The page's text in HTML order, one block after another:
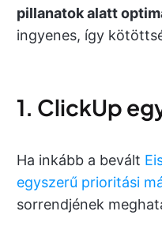
pillanatok alatt
ingyenes, így
1. ClickUp
Ha inkább a bevált
egyszerű prioritási
sorrendjének